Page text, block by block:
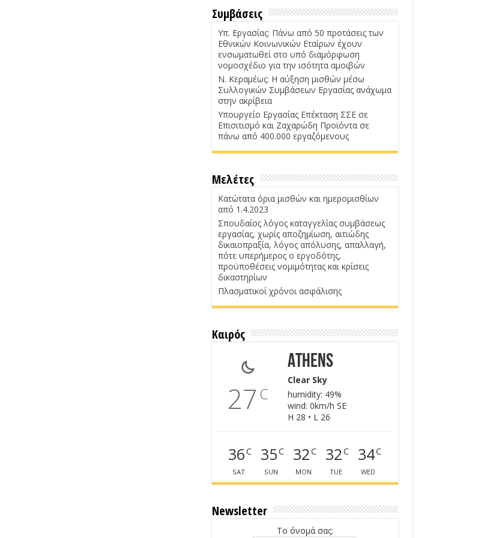
Συμβάσεις
Υπ. Εργασίας: Πάνω από 50 προτάσεις των
Εθνικών Κοινωνικών Εταίρων έχουν
ενσωματωθεί στο υπό διαμόρφωση
νομοσχέδιο για την ισότητα αμοιβών
Ν. Κεραμέως: Η αύξηση μισθών μέσω
Συλλογικών Συμβάσεων Εργασίας ανάχωμα
στην ακρίβεια
Υπουργείο Εργασίας Επέκταση ΣΣΕ σε
Επισιτισμό και Ζαχαρώδη Προϊόντα σε
πάνω από 400.000 εργαζόμενους
Μελέτες
Κατώτατα όρια μισθών και ημερομισθίων
από 1.4.2023
Σπουδαίος λόγος καταγγελίας συμβάσεως
εργασίας, χωρίς αποζημίωση, αιτιώδης
δικαιοπραξία, λόγος απόλυσης, απαλλαγή,
πότε υπερήμερος ο εργοδότης,
προϋποθέσεις νομιμότητας και κρίσεις
δικαστηρίων
Πλασματικοί χρόνοι ασφάλισης
Καιρός
27 C
Athens
Clear Sky
humidity: 49%
wind: 0km/h SE
H 28 • L 26
36C
SAT
35C
SUN
32C
MON
32C
TUE
34C
WED
Newsletter
Το όνομά σας: